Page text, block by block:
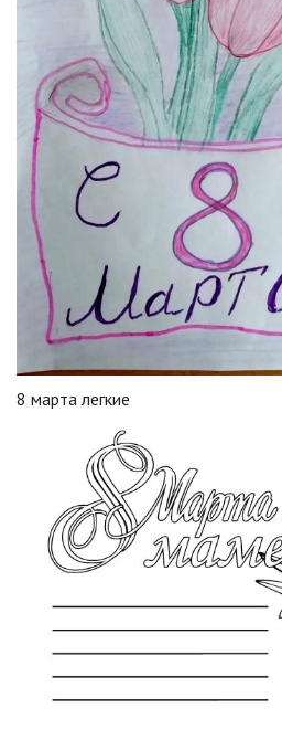
8 марта легкие